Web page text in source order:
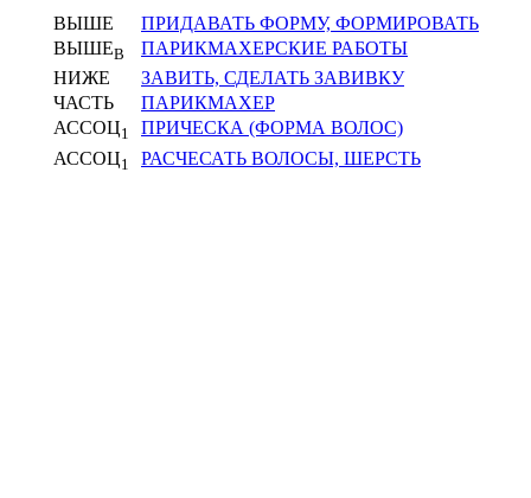
ВЫШЕ
ПРИДАВАТЬ ФОРМУ, ФОРМИРОВАТЬ
ВЫШЕВ
ПАРИКМАХЕРСКИЕ РАБОТЫ
НИЖЕ
ЗАВИТЬ, СДЕЛАТЬ ЗАВИВКУ
ЧАСТЬ
ПАРИКМАХЕР
АССОЦ1
ПРИЧЕСКА (ФОРМА ВОЛОС)
АССОЦ1 РАСЧЕСАТЬ ВОЛОСЫ, ШЕРСТЬ